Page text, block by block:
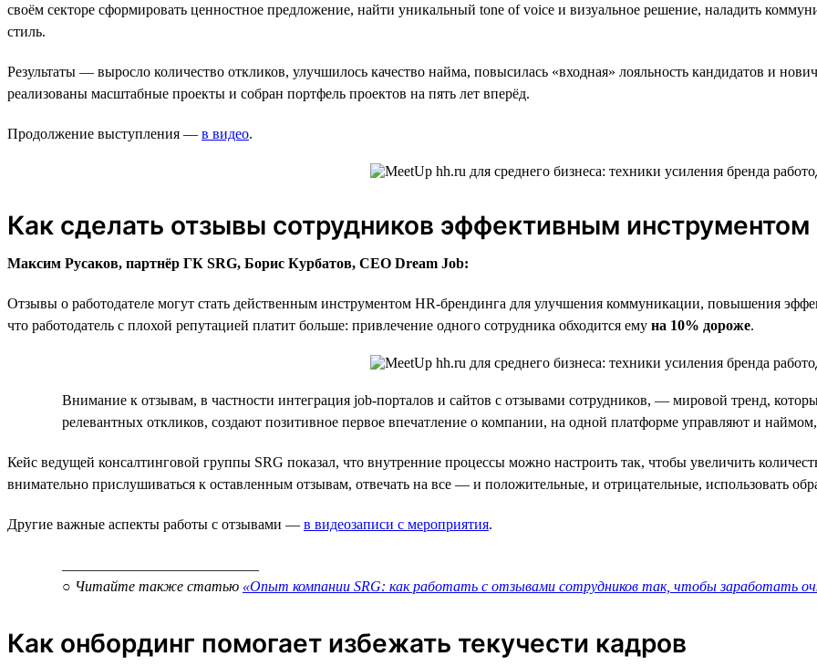
своём секторе сформировать ценностное предложение, найти уникальный tone of voice и визуальное решение, наладить
стиль.
Результаты — выросло количество откликов, улучшилось качество найма, повысилась «входная» лояльность кандидатов и
реализованы масштабные проекты и собран портфель проектов на пять лет вперёд.
Продолжение выступления — в видео.
Как сделать отзывы сотрудников эффективным инструментом
Максим Русаков, партнёр ГК SRG, Борис Курбатов, CEO Dream Job:
Отзывы о работодателе могут стать действенным инструментом HR-брендинга для улучшения коммуникации, повышения
что работодатель с плохой репутацией платит больше: привлечение одного сотрудника обходится ему на 10% дороже.
Внимание к отзывам, в частности интеграция job-порталов и сайтов с отзывами сотрудников, — мировой тренд,
релевантных откликов, создают позитивное первое впечатление о компании, на одной платформе управляют и
Кейс ведущей консалтинговой группы SRG показал, что внутренние процессы можно настроить так, чтобы увеличить
внимательно прислушиваться к оставленным отзывам, отвечать на все — и положительные, и отрицательные, использовать
Другие важные аспекты работы с отзывами — в видеозаписи с мероприятия.
○ Читайте также статью «Опыт компании SRG: как работать с отзывами сотрудников так, чтобы заработать
Как онбординг помогает избежать текучести кадров